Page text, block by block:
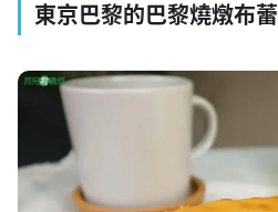
東京巴黎的巴黎燒燉布蕾